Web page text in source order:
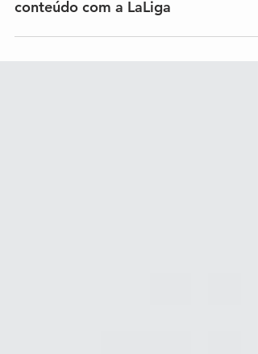
⚽ Snapchat faz acordo de
conteúdo com a LaLiga